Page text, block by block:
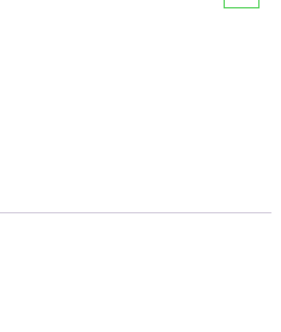
SOLARES TÉRMICAS